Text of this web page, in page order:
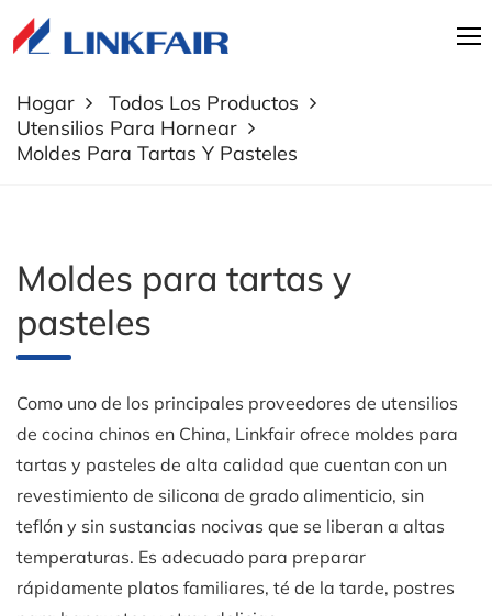
Hogar
Todos Los Productos
Utensilios Para Hornear
Moldes Para Tartas Y Pasteles
Moldes para tartas y
pasteles
Como uno de los principales proveedores de utensilios
de cocina chinos en China, Linkfair ofrece moldes para
tartas y pasteles de alta calidad que cuentan con un
revestimiento de silicona de grado alimenticio, sin
teflón y sin sustancias nocivas que se liberan a altas
temperaturas. Es adecuado para preparar
rápidamente platos familiares, té de la tarde, postres